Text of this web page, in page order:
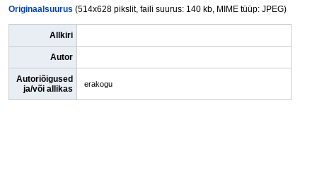
Originaalsuurus (514x628 pikslit, faili suurus: 140 kb, MIME tüüp: JPEG)
Allkiri
Autor
Autoriõigused
ja/või allikas
erakogu